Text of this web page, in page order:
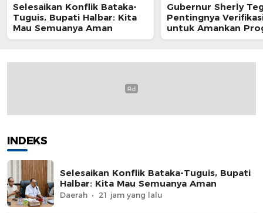
Selesaikan Konflik Bataka-
Tuguis, Bupati Halbar: Kita
Mau Semuanya Aman
Gubernur Sherly
Pentingnya
untuk Amankan
Kedaulatan Pangan
INDEKS
Selesaikan Konflik Bataka-Tuguis, Bupati
Halbar: Kita Mau Semuanya Aman
Daerah 21 jam yang lalu